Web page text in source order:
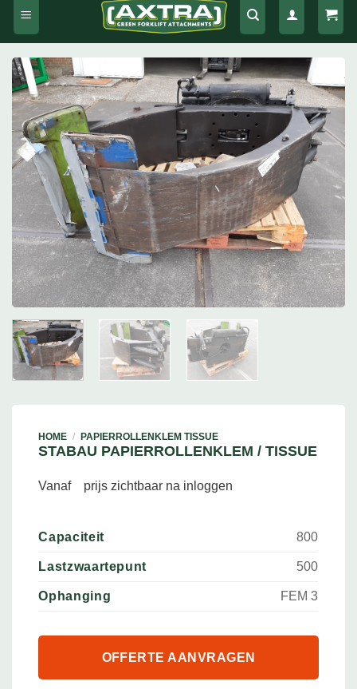
HOME / PAPIERROLLENKLEM TISSUE
STABAU PAPIERROLLENKLEM / TISSUE
Vanaf prijs zichtbaar na inloggen
Capaciteit 800
Lastzwaartepunt 500
Ophanging FEM 3
OFFERTE AANVRAGEN